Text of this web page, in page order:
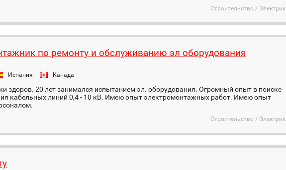
Строительство / Электрик
по ремонту и обслуживанию эл оборудования
Испания Канада
здоров. 20 лет занимался испытанием эл. оборудования. Огромный опыт в поиске
кабельных линий 0,4 - 10 кВ. Имею опыт электромонтажных работ. Имею опыт
Строительство / Электрик